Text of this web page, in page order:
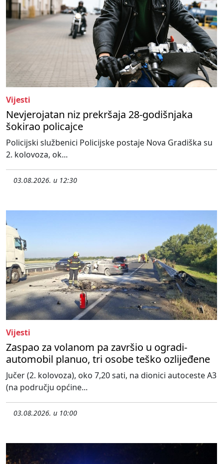
Vijesti
Nevjerojatan niz prekršaja 28-godišnjaka
šokirao policajce
Policijski službenici Policijske postaje Nova Gradiška su
2. kolovoza, ok...
03.08.2026. u 12:30
Vijesti
Zaspao za volanom pa završio u ogradi-
automobil planuo, tri osobe teško ozlijeđene
Jučer (2. kolovoza), oko 7,20 sati, na dionici autoceste A3
(na području općine...
03.08.2026. u 10:00